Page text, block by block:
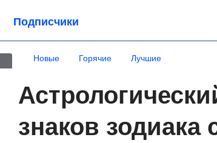
Подписчики
Новые Горячие Лучшие
знаков зодиака